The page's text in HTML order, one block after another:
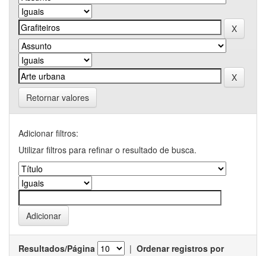
Retornar valores
Adicionar filtros:
Utilizar filtros para refinar o resultado de busca.
Resultados/Página | Ordenar registros por